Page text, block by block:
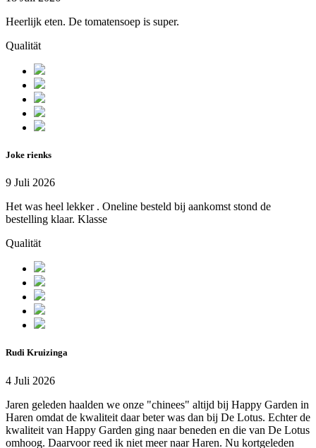
Heerlijk eten. De tomatensoep is super.
Qualität
Joke rienks
9 Juli 2026
Het was heel lekker . Oneline besteld bij aankomst stond de
bestelling klaar. Klasse
Qualität
Rudi Kruizinga
4 Juli 2026
Jaren geleden haalden we onze "chinees" altijd bij Happy Garden in
Haren omdat de kwaliteit daar beter was dan bij De Lotus. Echter de
kwaliteit van Happy Garden ging naar beneden en die van De Lotus
omhoog. Daarvoor reed ik niet meer naar Haren. Nu kortgeleden